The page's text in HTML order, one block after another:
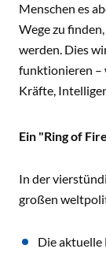
Menschen es
Wege zu
werden. Dies
funktionieren –
Kräfte,
Ein "Ring of
In der
großen
Die aktuelle